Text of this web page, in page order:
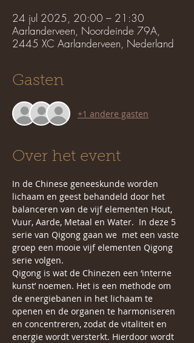
24 jul 2025, 20:00 – 21:30
Aarlanderveen, Noordeinde 79A,
2445 XC Aarlanderveen, Nederland
Gasten
+1 andere gasten
Over het event
In de Chinese geneeskunde worden
lichaam en geest behandeld door het
balanceren van de vijf elementen Hout,
Vuur, Aarde, Metaal en Water.  In deze 5
serie van Qigong gaan we  met een vaste
groep een mooie vijf elementen Qigong
serie volgen.
Qigong is wat de Chinezen een ‘interne
kunst’ noemen. Het is een methode om
de energiebanen in het lichaam te
openen en de organen te harmoniseren
en concentreren, zodat de vitaliteit en
energie wordt versterkt. Hierdoor wordt